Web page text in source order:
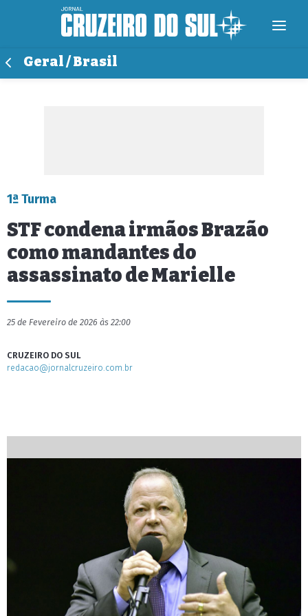
Geral / Brasil
1ª Turma
STF condena irmãos Brazão
como mandantes do
assassinato de Marielle
25 de Fevereiro de 2026 às 22:00
CRUZEIRO DO SUL
redacao@jornalcruzeiro.com.br